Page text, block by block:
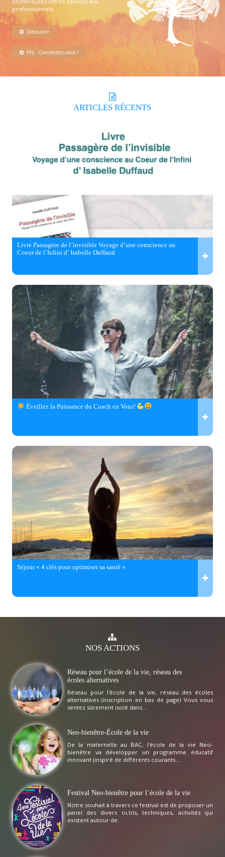
professionnels.
Découvrir
Pro : Connectez-vous !
ARTICLES RÉCENTS
Livre Passagère de l’invisible Voyage d’une conscience au
Coeur de l’Infini d’ Isabelle Duffaud
Éveillez la Puissance du Coach en Vous!
Séjour « 4 clés pour optimiser sa santé »
NOSACTIONS
Réseau pour l’école de la vie, réseau des
écoles alternatives
Réseau pour l'école de la vie, réseau des écoles
alternatives (inscription en bas de page) Vous vous
sentez sûrement isolé dans...
Neo-bienêtre-École de la vie
De la maternelle au BAC, l'école de la vie Neo-
bienêtre va développer un programme éducatif
innovant (inspiré de différents courants...
Festival Neo-bienêtre pour l’école de la vie
Notre souhait à travers ce festival est de proposer un
panel des divers outils, techniques, activités qui
existent autour de...